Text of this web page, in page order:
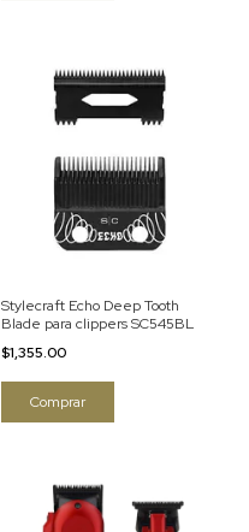
Stylecraft Echo Deep Tooth
Blade para clippers SC545BL
$1,355.00